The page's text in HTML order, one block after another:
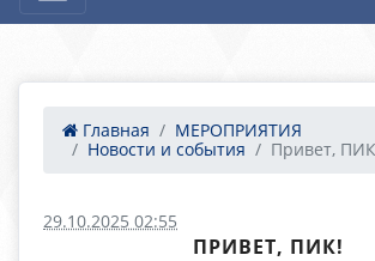
Главная
МЕРОПРИЯТИЯ
Новости и события
Привет,
29.10.2025 02:55
ПРИВЕТ, ПИК!